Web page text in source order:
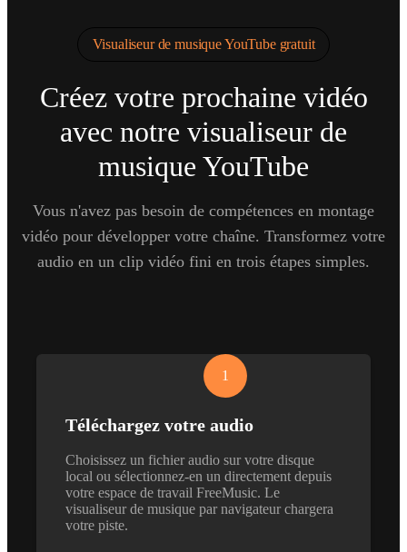
Visualiseur de musique YouTube gratuit
Créez votre prochaine vidéo
avec notre visualiseur de
musique YouTube
Vous n'avez pas besoin de compétences en montage
vidéo pour développer votre chaîne. Transformez votre
audio en un clip vidéo fini en trois étapes simples.
1
Téléchargez votre audio
Choisissez un fichier audio sur votre disque
local ou sélectionnez-en un directement depuis
votre espace de travail FreeMusic. Le
visualiseur de musique par navigateur chargera
votre piste.